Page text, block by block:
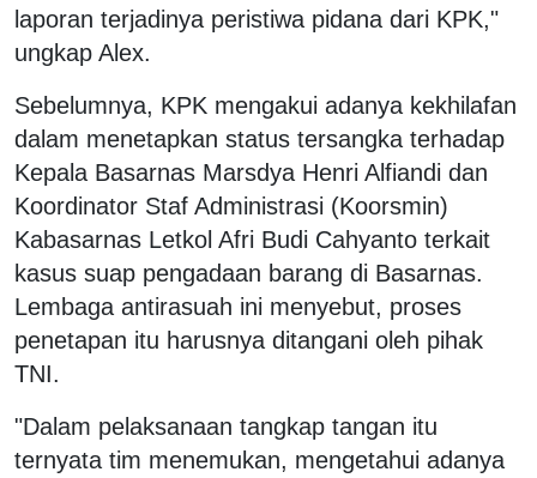
laporan terjadinya peristiwa pidana dari KPK,"
ungkap Alex.
Sebelumnya, KPK mengakui adanya kekhilafan
dalam menetapkan status tersangka terhadap
Kepala Basarnas Marsdya Henri Alfiandi dan
Koordinator Staf Administrasi (Koorsmin)
Kabasarnas Letkol Afri Budi Cahyanto terkait
kasus suap pengadaan barang di Basarnas.
Lembaga antirasuah ini menyebut, proses
penetapan itu harusnya ditangani oleh pihak
TNI.
"Dalam pelaksanaan tangkap tangan itu
ternyata tim menemukan, mengetahui adanya